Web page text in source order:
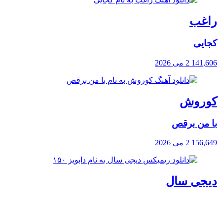
راغب
کجایی
141,606 2 می 2026
کوروش
با من برقص
156,649 2 می 2026
دیجی سال